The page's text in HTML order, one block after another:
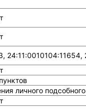
личного